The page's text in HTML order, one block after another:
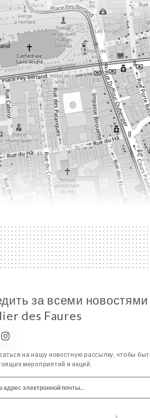
за всеми новостями
des Faures
на нашу новостную рассылку, чтобы
мероприятий и акций.